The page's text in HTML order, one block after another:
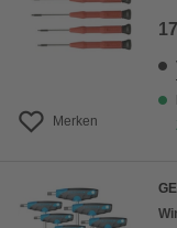
Merken